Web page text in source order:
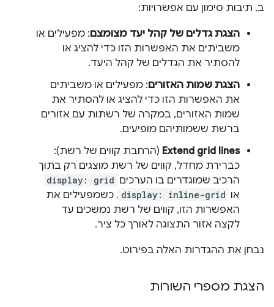
ב. תיבות סימון עם אפשרויות:
הצגת גדלים של קהל יעד מצומצם: מפעילים או
משביתים את האפשרות הזו כדי להציג או
להסתיר את הגדלים של קהל היעד.
הצגת שמות האזורים: מפעילים או משביתים
את האפשרות הזו כדי להציג או להסתיר את
שמות האזורים, במקרה של רשתות עם אזורים
ברשת ששמותיהם מופיעים.
Extend grid lines (הרחבת קווים של רשת):
כברירת מחדל, קווים של רשת מוצגים רק בתוך
הרכיב שמוגדרים בו הערכים display: grid
או display: inline-grid . כשמפעילים את
האפשרות הזו, קווים של רשת נמשכים עד
לקצה אזור התצוגה לאורך כל ציר.
נבחן את ההגדרות האלה בפירוט.
הצגת מספרי השורות